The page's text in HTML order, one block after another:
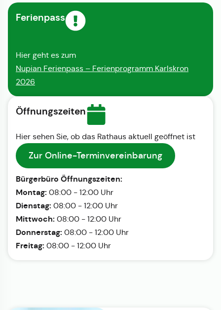
Ferienpass
Hier geht es zum
Nupian Ferienpass – Ferienprogramm Karlskron
2026
Öffnungszeiten
Hier sehen Sie, ob das Rathaus aktuell geöffnet ist
Zur Online-Terminvereinbarung
Bürgerbüro Öffnungszeiten:
Montag: 08:00 - 12:00 Uhr
Dienstag: 08:00 - 12:00 Uhr
Mittwoch: 08:00 - 12:00 Uhr
Donnerstag: 08:00 - 12:00 Uhr
Freitag: 08:00 - 12:00 Uhr